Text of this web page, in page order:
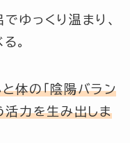
ゆっくり温まり、
。
体の「陰陽バラン
活力を生み出しま